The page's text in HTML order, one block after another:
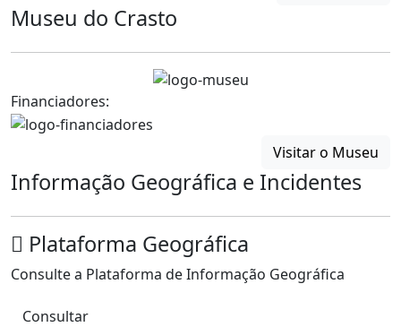
Museu do Crasto
Financiadores:
Visitar o Museu
Informação Geográfica e Incidentes
Plataforma Geográfica
Consulte a Plataforma de Informação Geográfica
Consultar